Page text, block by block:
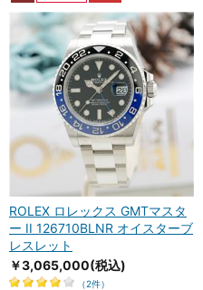
ROLEX ロレックス GMTマスタ
ー II 126710BLNR オイスターブ
レスレット
￥3,065,000(税込)
（2件）